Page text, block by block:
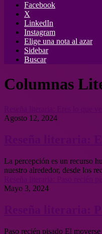
Facebook
X
LinkedIn
Instagram
Elige una nota al azar
Sidebar
Buscar
Columnas
Agosto 12, 2024
La percepción es un recurso
nuestro alrededor, desde los
Mayo 3, 2024
Paso recién pisado El